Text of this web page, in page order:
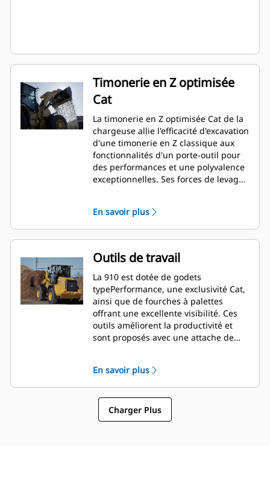
Timonerie en Z optimisée
Cat
La timonerie en Z optimisée Cat de la
chargeuse allie l'efficacité d'excavation
d'une timonerie en Z classique aux
fonctionnalités d'un porte-outil pour
des performances et une polyvalence
exceptionnelles. Ses forces de levage
vous permettent de manipuler des
charges en toute sécurité et
confiance, tout en privilégiant un
contrôle précis.
En savoir plus
Outils de travail
La 910 est dotée de godets
typePerformance, une exclusivité Cat,
ainsi que de fourches à palettes
offrant une excellente visibilité. Ces
outils améliorent la productivité et
sont proposés avec une attache de
attaches tels que les brosses, les
godets à grappin, les godets tous-
travaux et autres équipements restent
compatibles.
En savoir plus
Charger Plus